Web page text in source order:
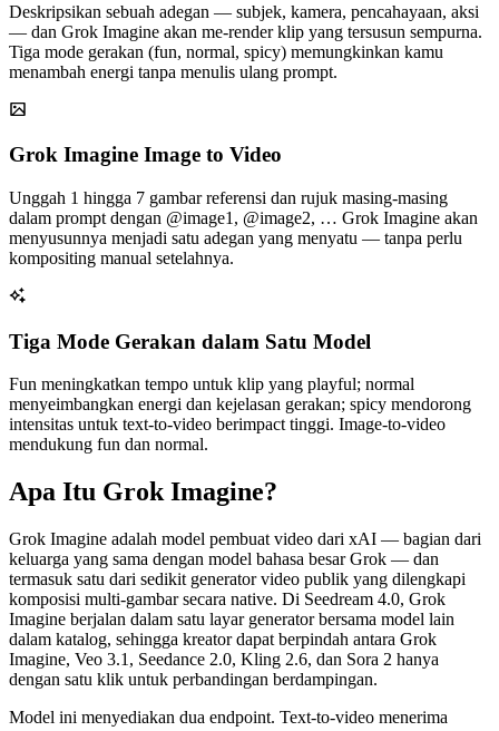
Deskripsikan sebuah adegan — subjek, kamera, pencahayaan, aksi
— dan Grok Imagine akan me-render klip yang tersusun sempurna.
Tiga mode gerakan (fun, normal, spicy) memungkinkan kamu
menambah energi tanpa menulis ulang prompt.
Grok Imagine Image to Video
Unggah 1 hingga 7 gambar referensi dan rujuk masing-masing
dalam prompt dengan @image1, @image2, … Grok Imagine akan
menyusunnya menjadi satu adegan yang menyatu — tanpa perlu
kompositing manual setelahnya.
Tiga Mode Gerakan dalam Satu Model
Fun meningkatkan tempo untuk klip yang playful; normal
menyeimbangkan energi dan kejelasan gerakan; spicy mendorong
intensitas untuk text-to-video berimpact tinggi. Image-to-video
mendukung fun dan normal.
Apa Itu Grok Imagine?
Grok Imagine adalah model pembuat video dari xAI — bagian dari
keluarga yang sama dengan model bahasa besar Grok — dan
termasuk satu dari sedikit generator video publik yang dilengkapi
komposisi multi-gambar secara native. Di Seedream 4.0, Grok
Imagine berjalan dalam satu layar generator bersama model lain
dalam katalog, sehingga kreator dapat berpindah antara Grok
Imagine, Veo 3.1, Seedance 2.0, Kling 2.6, dan Sora 2 hanya
dengan satu klik untuk perbandingan berdampingan.
Model ini menyediakan dua endpoint. Text-to-video menerima